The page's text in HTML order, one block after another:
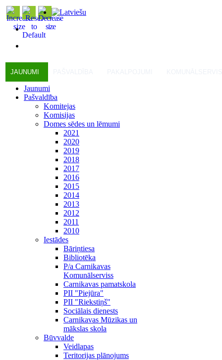
JAUNUMI
Jaunumi
Pašvaldība
Komitejas
Komisijas
Domes sēdes un lēmumi
2021
2020
2019
2018
2017
2016
2015
2014
2013
2012
2011
2010
Iestādes
Bāriņtiesa
Bibliotēka
P/a Carnikavas
Komunālserviss
Carnikavas pamatskola
PII "Piejūra"
PII "Riekstiņš"
Sociālais dienests
Carnikavas Mūzikas un
mākslas skola
Būvvalde
Veidlapas
Teritorijas plānojums